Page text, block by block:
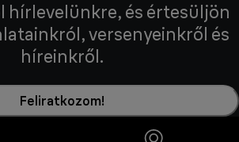
hírlevelünkre, és értesüljön
versenyeinkről és
híreinkről.
Feliratkozom!